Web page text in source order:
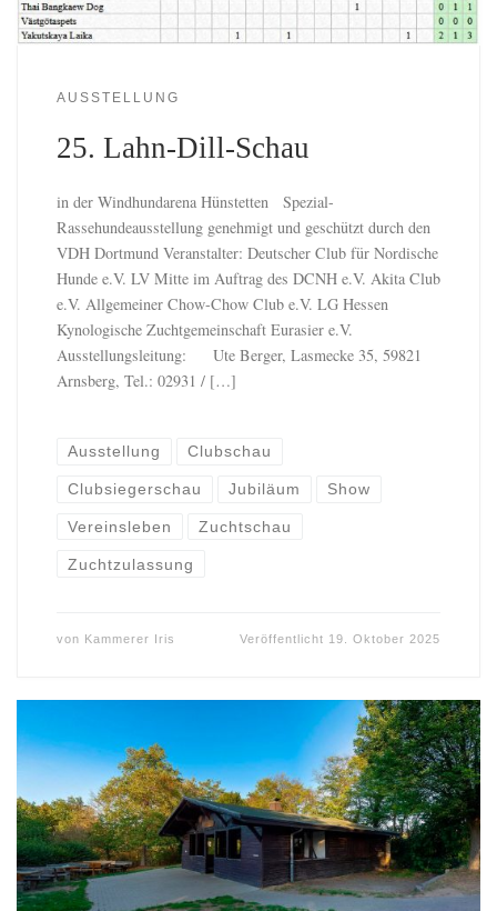
AUSSTELLUNG
25. Lahn-Dill-Schau
in der Windhundarena Hünstetten Spezial-
Rassehundeausstellung genehmigt und geschützt durch den
VDH Dortmund Veranstalter: Deutscher Club für Nordische
Hunde e.V. LV Mitte im Auftrag des DCNH e.V. Akita Club
e.V. Allgemeiner Chow-Chow Club e.V. LG Hessen
Kynologische Zuchtgemeinschaft Eurasier e.V.
Ausstellungsleitung: Ute Berger, Lasmecke 35, 59821
Arnsberg, Tel.: 02931 / […]
Ausstellung Clubschau
Clubsiegerschau Jubiläum Show
Vereinsleben Zuchtschau
Zuchtzulassung
von Kammerer Iris Veröffentlicht 19. Oktober 2025